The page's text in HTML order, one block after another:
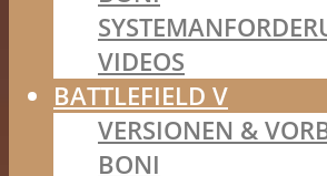
VIDEOS
BATTLEFIELD V
VERSIONEN &
BONI